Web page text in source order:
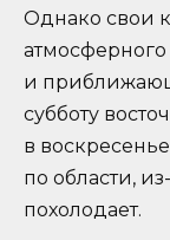
Однако свои
и
субботу
в
по области,
похолодает.